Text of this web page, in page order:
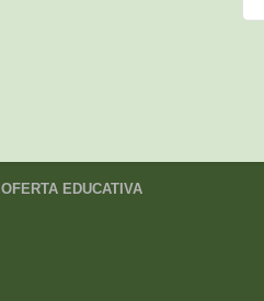
OFERTA EDUCATIVA